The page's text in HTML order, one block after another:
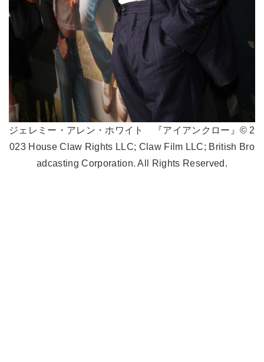
ジェレミー・アレン・ホワイト 『アイアンクロー』© 2
023 House Claw Rights LLC; Claw Film LLC; British Bro
adcasting Corporation. All Rights Reserved.